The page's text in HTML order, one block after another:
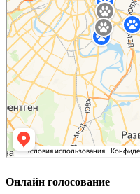
Онлайн голосование